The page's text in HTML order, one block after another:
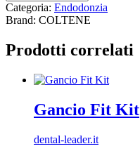
Categoria: Endodonzia
Brand: COLTENE
Prodotti correlati
Gancio Fit Kit
dental-leader.it